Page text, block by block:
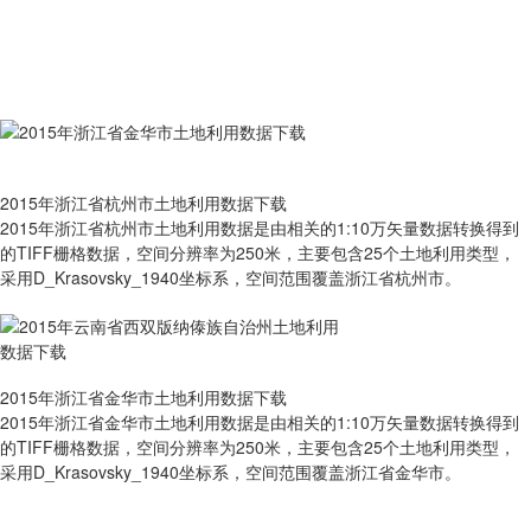
2015年浙江省杭州市土地利用数据下载
2015年浙江省杭州市土地利用数据是由相关的1:10万矢量数据转换得到
的TIFF栅格数据，空间分辨率为250米，主要包含25个土地利用类型，
采用D_Krasovsky_1940坐标系，空间范围覆盖浙江省杭州市。
2015年浙江省金华市土地利用数据下载
2015年浙江省金华市土地利用数据是由相关的1:10万矢量数据转换得到
的TIFF栅格数据，空间分辨率为250米，主要包含25个土地利用类型，
采用D_Krasovsky_1940坐标系，空间范围覆盖浙江省金华市。